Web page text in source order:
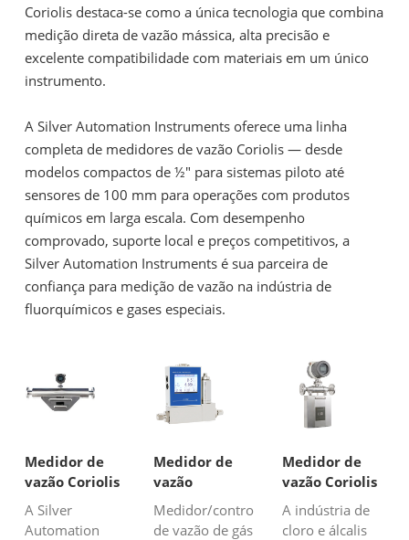
Coriolis destaca-se como a única tecnologia que combina
medição direta de vazão mássica, alta precisão e
excelente compatibilidade com materiais em um único
instrumento.
A Silver Automation Instruments oferece uma linha
completa de medidores de vazão Coriolis — desde
modelos compactos de ½″ para sistemas piloto até
sensores de 100 mm para operações com produtos
químicos em larga escala. Com desempenho
comprovado, suporte local e preços competitivos, a
Silver Automation Instruments é sua parceira de
confiança para medição de vazão na indústria de
fluorquímicos e gases especiais.
Medidor de
vazão Coriolis
para medição
de vazão de
A Silver
Automation
Medidor de
vazão
mássica/controlador
de vazão de
Medidor/controlador
de vazão de gás
Medidor de
vazão Coriolis
para indústria
de cloro e
A indústria de
cloro e álcalis